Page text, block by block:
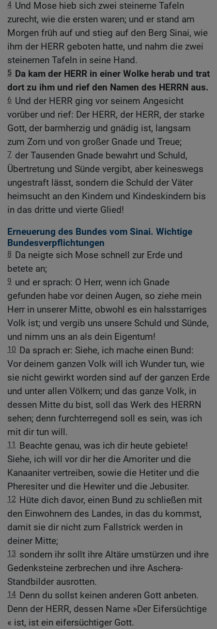
4 Und Mose hieb sich zwei steinerne Tafeln
zurecht, wie die ersten waren; und er stand am
Morgen früh auf und stieg auf den Berg Sinai, wie
ihm der HERR geboten hatte, und nahm die zwei
steinernen Tafeln in seine Hand.
5 Da kam der HERR in einer Wolke herab und trat
dort zu ihm und rief den Namen des HERRN aus.
6 Und der HERR ging vor seinem Angesicht
vorüber und rief: Der HERR, der HERR, der starke
Gott, der barmherzig und gnädig ist, langsam
zum Zorn und von großer Gnade und Treue;
7 der Tausenden Gnade bewahrt und Schuld,
Übertretung und Sünde vergibt, aber keineswegs
ungestraft lässt, sondern die Schuld der Väter
heimsucht an den Kindern und Kindeskindern bis
in das dritte und vierte Glied!
Erneuerung des Bundes vom Sinai. Wichtige
Bundesverpflichtungen
8 Da neigte sich Mose schnell zur Erde und
betete an;
9 und er sprach: O Herr, wenn ich Gnade
gefunden habe vor deinen Augen, so ziehe mein
Herr in unserer Mitte, obwohl es ein halsstarriges
Volk ist; und vergib uns unsere Schuld und Sünde,
und nimm uns an als dein Eigentum!
10 Da sprach er: Siehe, ich mache einen Bund:
Vor deinem ganzen Volk will ich Wunder tun, wie
sie nicht gewirkt worden sind auf der ganzen Erde
und unter allen Völkern; und das ganze Volk, in
dessen Mitte du bist, soll das Werk des HERRN
sehen; denn furchterregend soll es sein, was ich
mit dir tun will.
11
Beachte genau, was ich dir heute gebiete!
Siehe, ich will vor dir her die Amoriter und die
Kanaaniter vertreiben, sowie die Hetiter und die
Pheresiter und die Hewiter und die Jebusiter.
12 Hüte dich davor, einen Bund zu schließen mit
den Einwohnern des Landes, in das du kommst,
damit sie dir nicht zum Fallstrick werden in
deiner Mitte;
13 sondern ihr sollt ihre Altäre umstürzen und ihre
Gedenksteine zerbrechen und ihre Aschera-
Standbilder ausrotten.
14 Denn du sollst keinen anderen Gott anbeten.
Denn der HERR, dessen Name »Der Eifersüchtige
« ist, ist ein eifersüchtiger Gott.